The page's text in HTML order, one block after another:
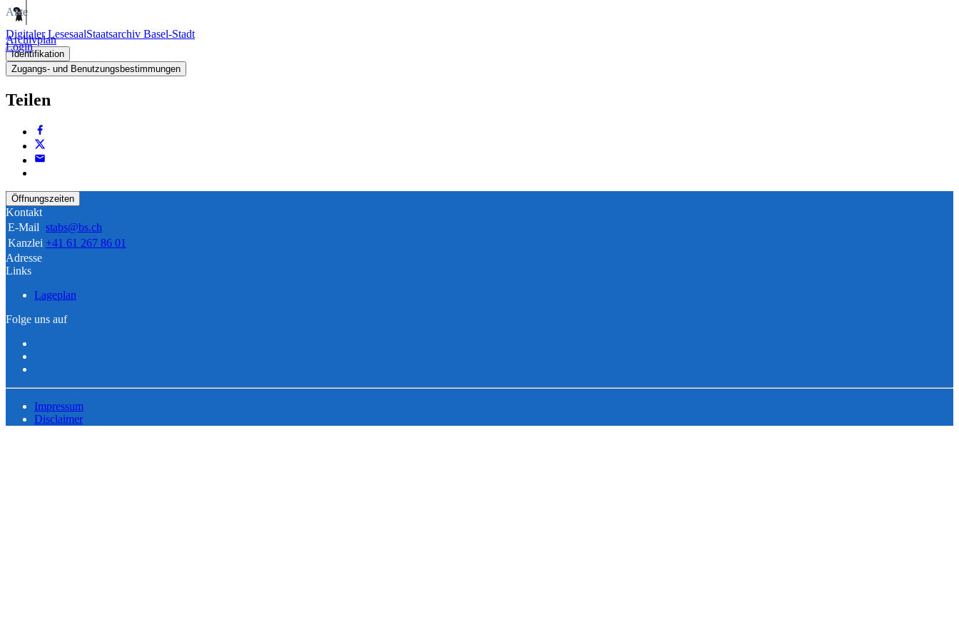
Digitaler LesesaalStaatsarchiv Basel-Stadt
Login
Akte
Archivplan
Identifikation
Zugangs- und Benutzungsbestimmungen
Teilen
Öffnungszeiten
Kontakt
E-Mail stabs@bs.ch
Kanzlei +41 61 267 86 01
Adresse
Links
Lageplan
Folge uns auf
Impressum
Disclaimer